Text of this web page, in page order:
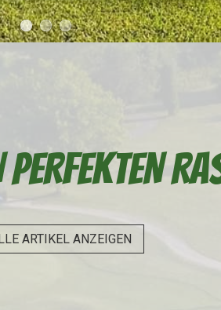
ARTIKEL ANZEIGEN